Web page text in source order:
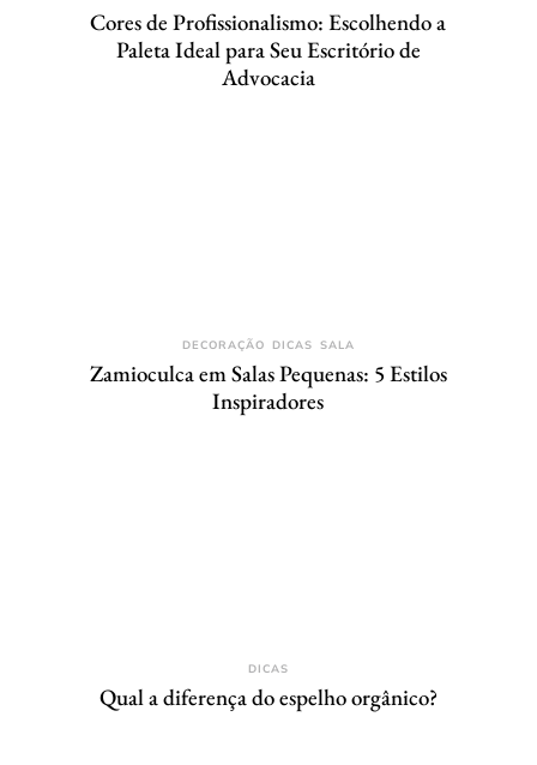
Cores de Profissionalismo: Escolhendo a
Paleta Ideal para Seu Escritório de
Advocacia
DECORAÇÃO DICAS SALA
Zamioculca em Salas Pequenas: 5 Estilos
Inspiradores
DICAS
Qual a diferença do espelho orgânico?